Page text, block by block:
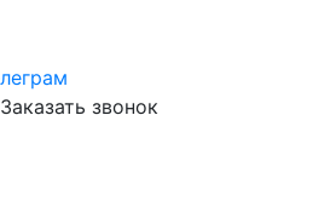
Заказать звонок